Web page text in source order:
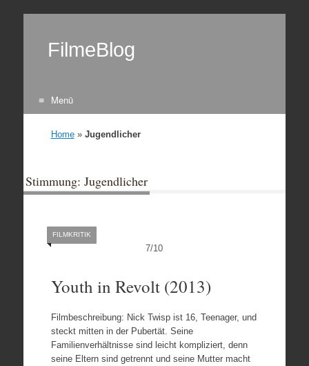
FilmeBlog
Menü
Home» Jugendlicher
Stimmung: Jugendlicher
7/10
FILMKRITIK
Youth in Revolt (2013)
Filmbeschreibung: Nick Twisp ist 16, Teenager, und
steckt mitten in der Pubertät. Seine
Familienverhältnisse sind leicht kompliziert, denn
seine Eltern sind getrennt und seine Mutter macht